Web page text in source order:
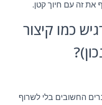
את זה עם חיוך קטן.
כמו קיצור
החשובים בלי לשרוף